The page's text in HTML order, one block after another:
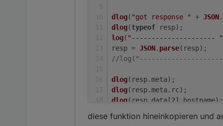
dann beim gewünschten
dlog( "got response " + JSON.
dlog(typeof resp);
log( "--------------------- "
resp = JSON. parse(resp);
//log("---------------------
dlog(resp. meta);
dlog(resp. meta . rc);
dlog(resp. data [2]. hostname);
for (var i = 0; i < resp.
diese funktion hineinkopieren und